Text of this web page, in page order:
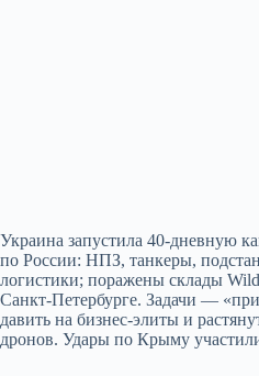
Украина запустила 40‑дневную
по России: НПЗ, танкеры,
логистики; поражены склады
Санкт‑Петербурге. Задачи —
давить на бизнес‑элиты и
дронов. Удары по Крыму